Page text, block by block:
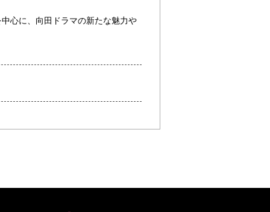
心に、向田ドラマの新たな魅力や